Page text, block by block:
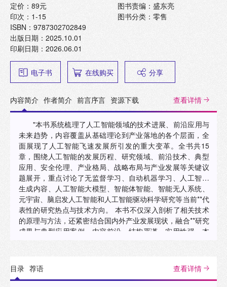
定价：89元
印次：1-15
ISBN：9787302702849
出版日期：2025.10.01
印刷日期：2026.06.01
图书责编：盛东亮
图书分类：零售
电子书 在线购买 分享
内容简介 作者简介 前言序言 资源下载 查看详情
"本书系统梳理了人工智能领域的技术进展、前沿应用与
未来趋势，内容覆盖从基础理论到产业落地的各个层面，全
面展现了人工智能飞速发展所引发的重大变革。全书共15
章，围绕人工智能的发展历程、研究领域、前沿技术、典型
应用、安全伦理、产业格局、战略布局与产业发展等关键议
题展开，重点讨论了无监督学习、自动机器学习、人工智能
生成内容、人工智能大模型、智能体智能、智能无人系统、
元宇宙、脑启发人工智能和人工智能驱动科学研究等当前**代
表性的研究热点与技术方向。 本书不仅深入剖析了相关技术
的原理与方法，还紧密结合国内外产业发展现状，融合**研究
成果与典型应用案例，内容前沿、结构严谨、实用性强。本
者、科研人员、工程技术人员、企业管理者、政策制定者，
以及人工智能爱好者和跨领域应用者等进行系统学习和深入
目录 荐语 查看详情